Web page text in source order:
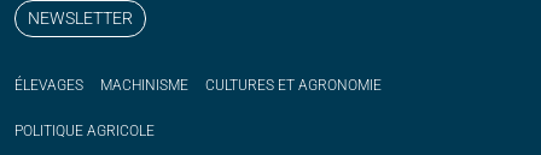
NEWSLETTER
ÉLEVAGES MACHINISME CULTURES ET AGRONOMIE
POLITIQUE AGRICOLE